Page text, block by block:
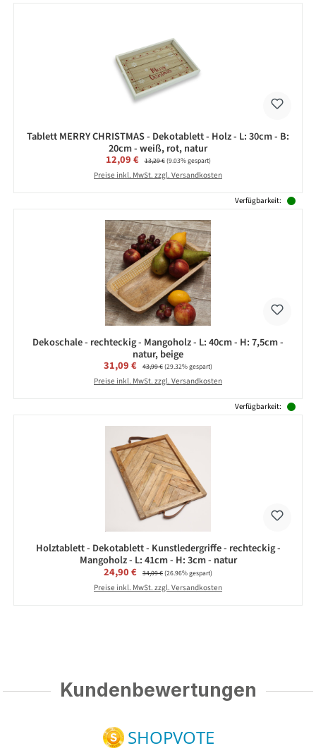
Tablett MERRY CHRISTMAS - Dekotablett - Holz - L: 30cm - B:
20cm - weiß, rot, natur
Verkaufspreis:
12,09 € Regulärer Preis:
13,29 €(9.03% gespart)
Preise inkl. MwSt. zzgl. Versandkosten
Verfügbarkeit:
Dekoschale - rechteckig - Mangoholz - L: 40cm - H: 7,5cm -
natur, beige
Verkaufspreis:
31,09 € Regulärer Preis:
43,99 €(29.32% gespart)
Preise inkl. MwSt. zzgl. Versandkosten
Verfügbarkeit:
Holztablett - Dekotablett - Kunstledergriffe - rechteckig -
Mangoholz - L: 41cm - H: 3cm - natur
Verkaufspreis:
24,90 € Regulärer Preis:
34,09 €(26.96% gespart)
Preise inkl. MwSt. zzgl. Versandkosten
Kundenbewertungen